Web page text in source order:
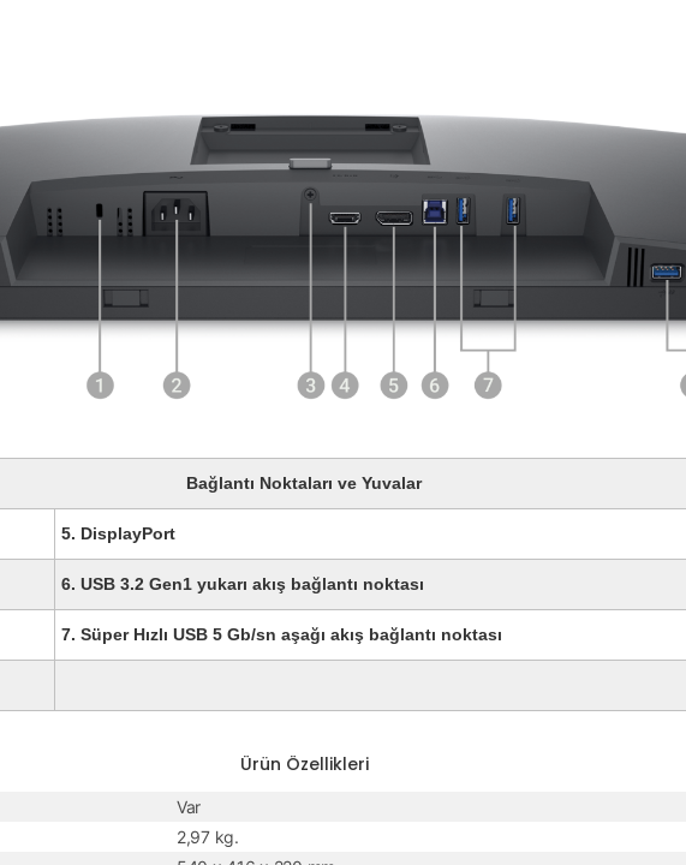
Bağlantı Noktaları ve Yuvalar
5. DisplayPort
6. USB 3.2 Gen1 yukarı akış bağlantı noktası
7. Süper Hızlı USB 5 Gb/sn aşağı akış bağlantı noktası
Ürün Özellikleri
Var
2,97 kg.